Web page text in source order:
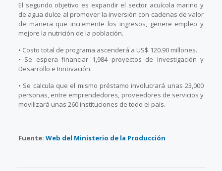
El segundo objetivo es expandir el sector acuícola marino y
de agua dulce al promover la inversión con cadenas de valor
de manera que incremente los ingresos, genere empleo y
mejore la nutrición de la población.
• Costo total de programa ascenderá a US$ 120.90 millones.
• Se espera financiar 1,984 proyectos de Investigación y
Desarrollo e Innovación.
• Se calcula que el mismo préstamo involucrará unas 23,000
personas, entre emprendedores, proveedores de servicios y
movilizará unas 260 instituciones de todo el país.
Fuente: Web del Ministerio de la Producción